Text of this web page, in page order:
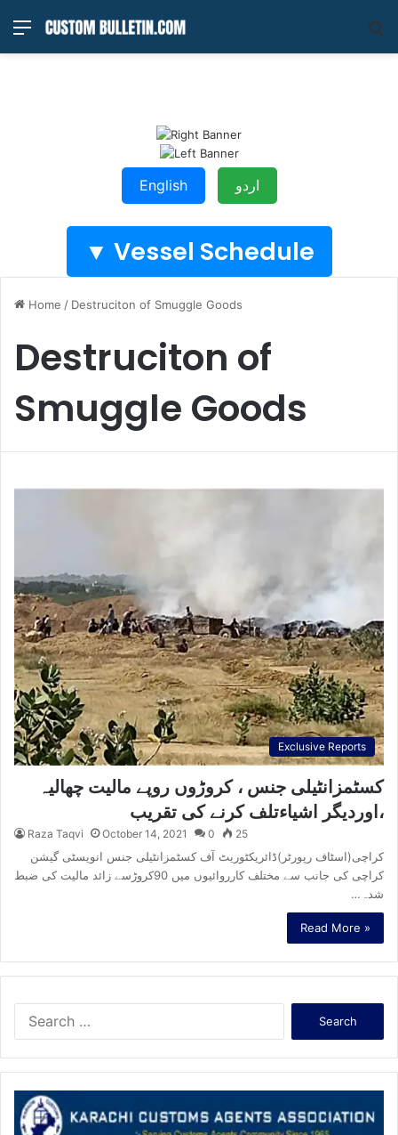
Menu
English اردو
Vessel Schedule ▼
Home / Destruciton of Smuggle Goods
Destruciton of
Smuggle Goods
Exclusive Reports
کسٹمزانٹیلی جنس ، کروڑوں روپے مالیت چھالیہ
،اوردیگر اشیاءتلف کرنے کی تقریب
Raza Taqvi October 14, 2021 0 25
کراچی(اسٹاف رپورٹر)ڈائریکٹوریٹ آف کسٹمزانٹیلی جنس انویسٹی گیشن
کراچی کی جانب سے مختلف کارروائیوں میں 90کروڑسے زائد مالیت کی ضبط
شدہ…
Read More »
f